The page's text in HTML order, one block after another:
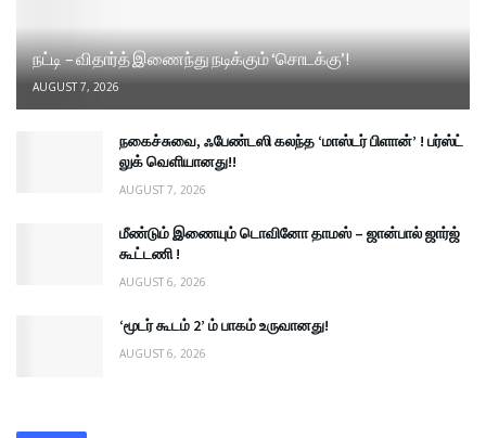
நட்டி – விதார்த் இணைந்து நடிக்கும் ‘சொடக்கு’!
AUGUST 7, 2026
நகைச்சுவை, ஃபேண்டஸி கலந்த ‘மாஸ்டர் பிளான்’ ! பர்ஸ்ட்
லுக் வெளியானது!!
AUGUST 7, 2026
மீண்டும் இணையும் டொவினோ தாமஸ் – ஜான்பால் ஜார்ஜ்
கூட்டணி !
AUGUST 6, 2026
‘மூடர் கூடம் 2’ ம் பாகம் உருவானது!
AUGUST 6, 2026